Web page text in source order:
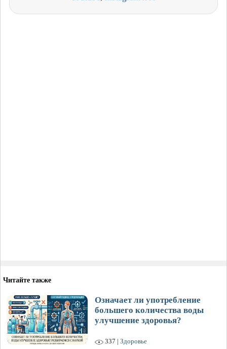
Читайте также
Означает ли употребление
большего количества воды
улучшение здоровья?
337 | Здоровье